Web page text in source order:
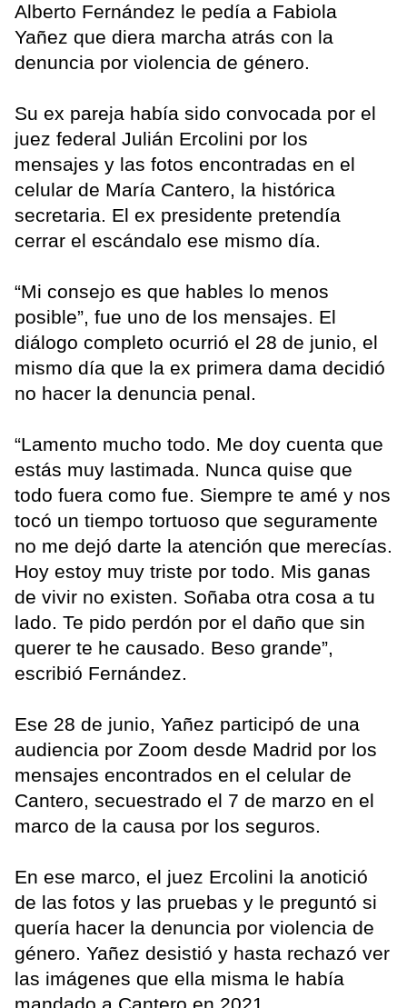
Alberto Fernández le pedía a Fabiola
Yañez que diera marcha atrás con la
denuncia por violencia de género.
Su ex pareja había sido convocada por el
juez federal Julián Ercolini por los
mensajes y las fotos encontradas en el
celular de María Cantero, la histórica
secretaria. El ex presidente pretendía
cerrar el escándalo ese mismo día.
“Mi consejo es que hables lo menos
posible”, fue uno de los mensajes. El
diálogo completo ocurrió el 28 de junio, el
mismo día que la ex primera dama decidió
no hacer la denuncia penal.
“Lamento mucho todo. Me doy cuenta que
estás muy lastimada. Nunca quise que
todo fuera como fue. Siempre te amé y nos
tocó un tiempo tortuoso que seguramente
no me dejó darte la atención que merecías.
Hoy estoy muy triste por todo. Mis ganas
de vivir no existen. Soñaba otra cosa a tu
lado. Te pido perdón por el daño que sin
querer te he causado. Beso grande”,
escribió Fernández.
Ese 28 de junio, Yañez participó de una
audiencia por Zoom desde Madrid por los
mensajes encontrados en el celular de
Cantero, secuestrado el 7 de marzo en el
marco de la causa por los seguros.
En ese marco, el juez Ercolini la anotició
de las fotos y las pruebas y le preguntó si
quería hacer la denuncia por violencia de
género. Yañez desistió y hasta rechazó ver
las imágenes que ella misma le había